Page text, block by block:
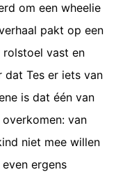
om een wheelie
pakt op een
rolstoel vast en
Tes er iets van
is dat één van
van
niet mee willen
ergens